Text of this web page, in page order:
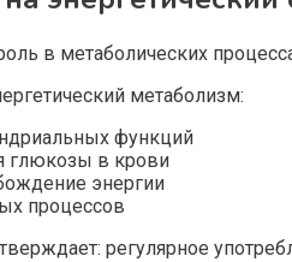
в метаболических
метаболизм:
функций
глюкозы в крови
энергии
процессов
регулярное